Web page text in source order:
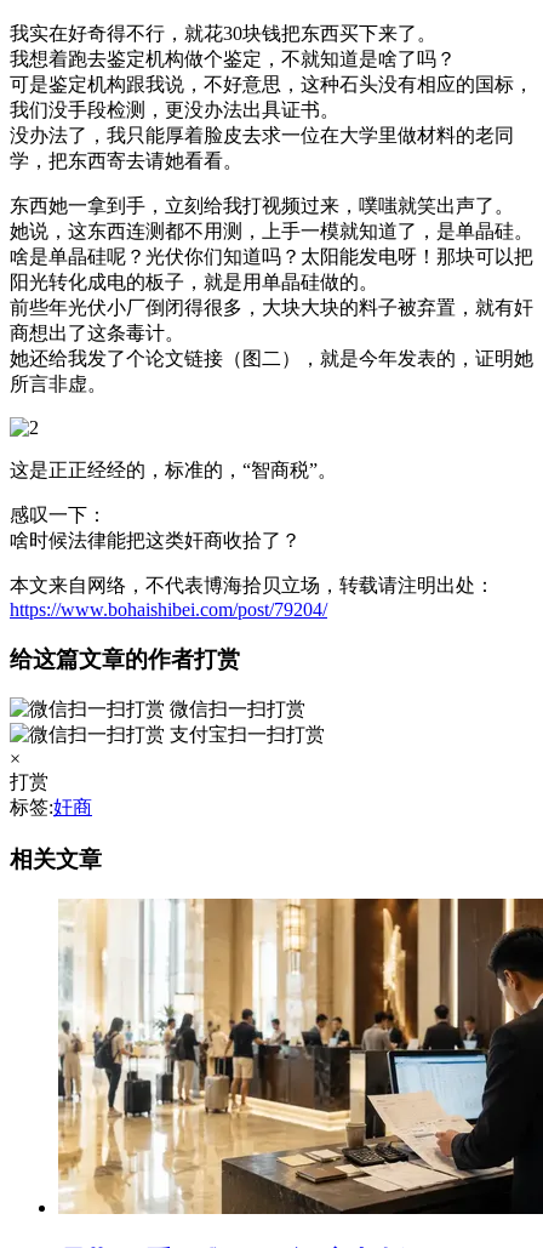
我实在好奇得不行，就花30块钱把东西买下来了。
我想着跑去鉴定机构做个鉴定，不就知道是啥了吗？
可是鉴定机构跟我说，不好意思，这种石头没有相应的国标，
我们没手段检测，更没办法出具证书。
没办法了，我只能厚着脸皮去求一位在大学里做材料的老同
学，把东西寄去请她看看。
东西她一拿到手，立刻给我打视频过来，噗嗤就笑出声了。
她说，这东西连测都不用测，上手一模就知道了，是单晶硅。
啥是单晶硅呢？光伏你们知道吗？太阳能发电呀！那块可以把
阳光转化成电的板子，就是用单晶硅做的。
前些年光伏小厂倒闭得很多，大块大块的料子被弃置，就有奸
商想出了这条毒计。
她还给我发了个论文链接（图二），就是今年发表的，证明她
所言非虚。
这是正正经经的，标准的，“智商税”。
感叹一下：
啥时候法律能把这类奸商收拾了？
本文来自网络，不代表博海拾贝立场，转载请注明出处：
https://www.bohaishibei.com/post/79204/
给这篇文章的作者打赏
微信扫一扫打赏
支付宝扫一扫打赏
×
打赏
标签:奸商
相关文章